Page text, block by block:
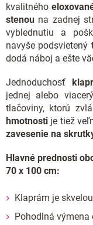
kvalitného
stenou na zadnej
vyblednutiu a
navyše podsvietený
dodá náboj a ešte
Jednoduchosť
jednej alebo
tlačoviny, ktorú
hmotnosti je tiež
zavesenie na
Hlavné prednosti
70 x 100 cm:
Klaprám je
Pohodlná